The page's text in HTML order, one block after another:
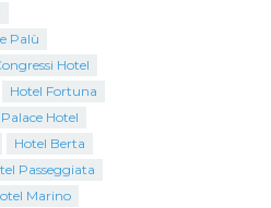
Palù
Hotel
Hotel Fortuna
Palace Hotel
Hotel Berta
Passeggiata
Marino